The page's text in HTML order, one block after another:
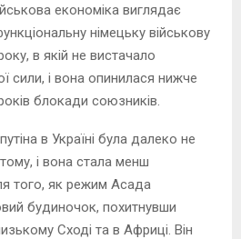
економіка виглядає
німецьку військову
в якій не вистачало
сили, і вона опинилася нижче
років блокади союзників.
в Україні була далеко не
і вона стала менш
того, як режим Асада
будиночок, похитнувши
Сході та в Африці. Він